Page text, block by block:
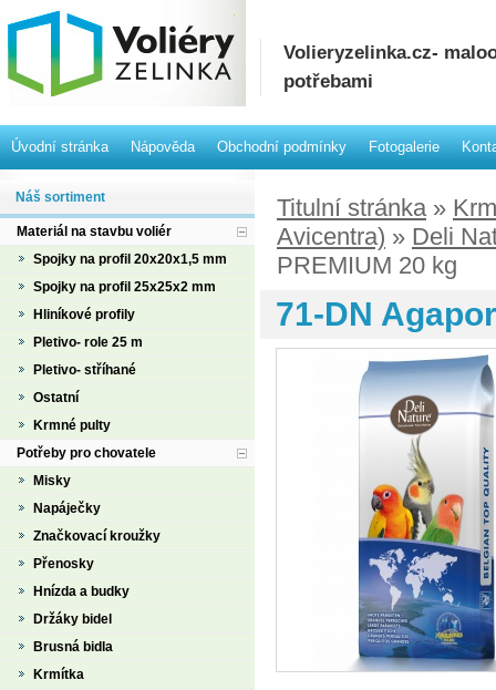
Volieryzelinka.cz-
potřebami
Úvodní stránka Nápověda Obchodní podmínky Fotogalerie
Titulní stránka»
Avicentra) » Deli
PREMIUM 20 kg
71-DN
Náš sortiment
Materiál na stavbu voliér
Spojky na profil 20x20x1,5 mm
Spojky na profil 25x25x2 mm
Hliníkové profily
Pletivo- role 25 m
Pletivo- stříhané
Ostatní
Krmné pulty
Potřeby pro chovatele
Misky
Napáječky
Značkovací kroužky
Přenosky
Hnízda a budky
Držáky bidel
Brusná bidla
Krmítka